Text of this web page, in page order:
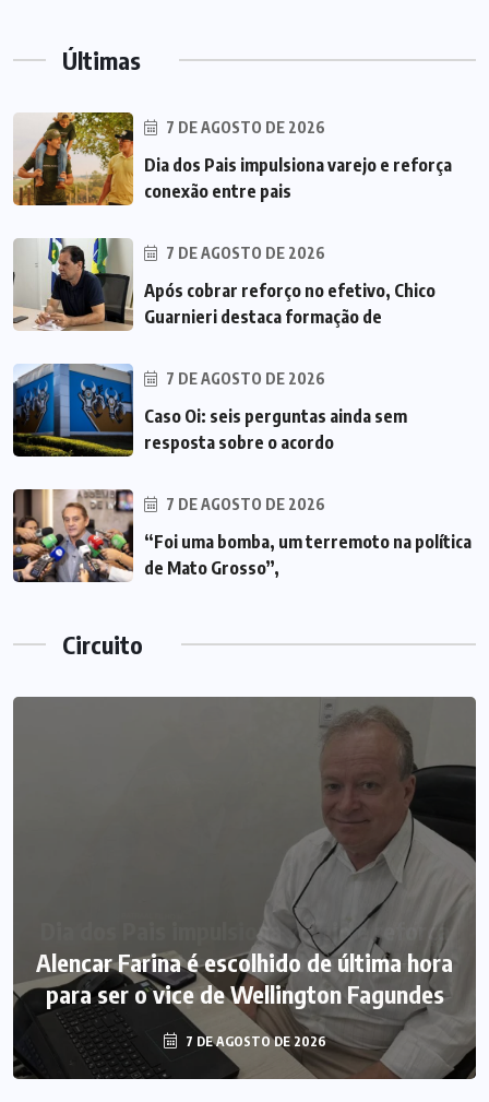
Últimas
7 DE AGOSTO DE 2026
Dia dos Pais impulsiona varejo e reforça
conexão entre pais
7 DE AGOSTO DE 2026
Após cobrar reforço no efetivo, Chico
Guarnieri destaca formação de
7 DE AGOSTO DE 2026
Caso Oi: seis perguntas ainda sem
resposta sobre o acordo
7 DE AGOSTO DE 2026
“Foi uma bomba, um terremoto na política
de Mato Grosso”,
Circuito
Alencar Farina é escolhido de última hora
para ser o vice de Wellington Fagundes
7 DE AGOSTO DE 2026